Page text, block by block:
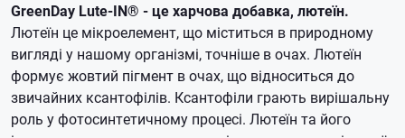
GreenDay Lute-IN® - це харчова добавка, лютеїн.
Лютеїн це мікроелемент, що міститься в природному
вигляді у нашому організмі, точніше в очах. Лютеїн
формує жовтий пігмент в очах, що відноситься до
звичайних ксантофілів. Ксантофіли грають вирішальну
роль у фотосинтетичному процесі. Лютеїн та його